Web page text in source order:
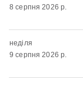
8 серпня 2026 р.
неділя
9 серпня 2026 р.